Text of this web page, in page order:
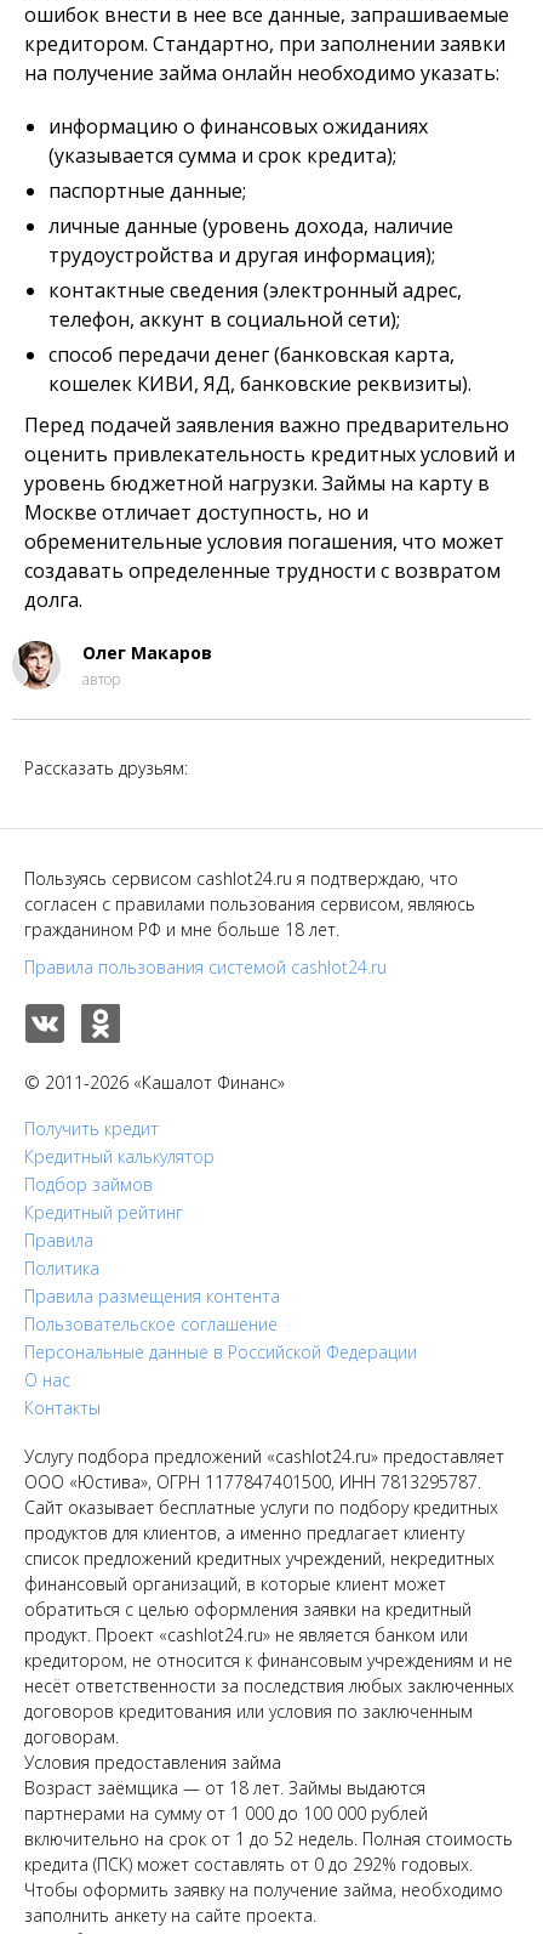
ошибок внести в нее все данные, запрашиваемые
кредитором. Стандартно, при заполнении заявки
на получение займа онлайн необходимо указать:
информацию о финансовых ожиданиях
(указывается сумма и срок кредита);
паспортные данные;
личные данные (уровень дохода, наличие
трудоустройства и другая информация);
контактные сведения (электронный адрес,
телефон, аккунт в социальной сети);
способ передачи денег (банковская карта,
кошелек КИВИ, ЯД, банковские реквизиты).
Перед подачей заявления важно предварительно
оценить привлекательность кредитных условий и
уровень бюджетной нагрузки. Займы на карту в
Москве отличает доступность, но и
обременительные условия погашения, что может
создавать определенные трудности с возвратом
долга.
Олег Макаров
автор
Рассказать друзьям:
Пользуясь сервисом cashlot24.ru я подтверждаю, что
согласен с правилами пользования сервисом, являюсь
гражданином РФ и мне больше 18 лет.
Правила пользования системой cashlot24.ru
© 2011-2026 «Кашалот Финанс»
Получить кредит
Кредитный калькулятор
Подбор займов
Кредитный рейтинг
Правила
Политика
Правила размещения контента
Пользовательское соглашение
Персональные данные в Российской Федерации
О нас
Контакты
Услугу подбора предложений «cashlot24.ru» предоставляет
ООО «Юстива», ОГРН 1177847401500, ИНН 7813295787.
Сайт оказывает бесплатные услуги по подбору кредитных
продуктов для клиентов, а именно предлагает клиенту
список предложений кредитных учреждений, некредитных
финансовый организаций, в которые клиент может
обратиться с целью оформления заявки на кредитный
продукт. Проект «cashlot24.ru» не является банком или
кредитором, не относится к финансовым учреждениям и не
несёт ответственности за последствия любых заключенных
договоров кредитования или условия по заключенным
договорам.
Условия предоставления займа
Возраст заёмщика — от 18 лет. Займы выдаются
партнерами на сумму от 1 000 до 100 000 рублей
включительно на срок от 1 до 52 недель. Полная стоимость
кредита (ПСК) может составлять от 0 до 292% годовых.
Чтобы оформить заявку на получение займа, необходимо
заполнить анкету на сайте проекта.